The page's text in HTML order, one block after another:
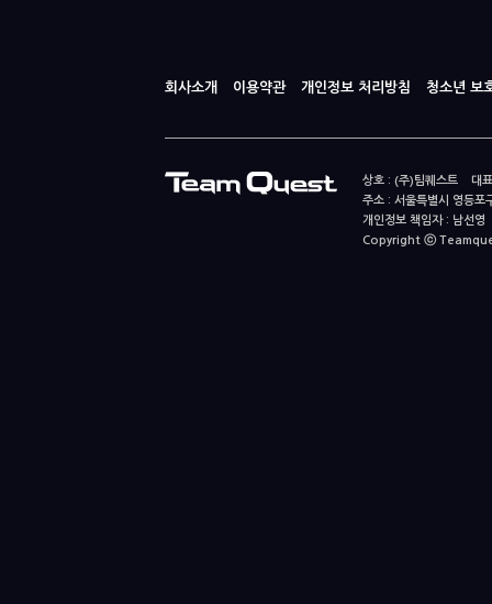
회사소개 이용약관 개인정보 처리방침 청소년 보
상호 : (주)팀퀘스트 대
주소 : 서울특별시 영등
개인정보 책임자 : 남
Copyright ⓒ